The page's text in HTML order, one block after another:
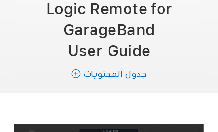
Logic Remote for
GarageBand
User Guide
جدول المحتويات